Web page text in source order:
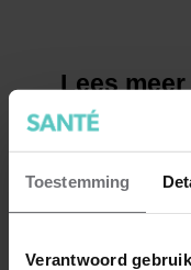
Toestemming
Verantwoord